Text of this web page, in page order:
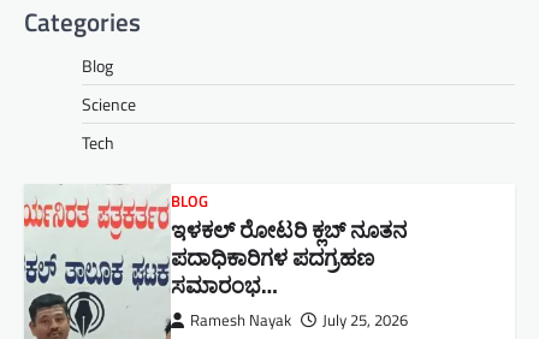
Categories
Blog
Science
Tech
BLOG
ಇಳಕಲ್ ರೋಟರಿ ಕ್ಲಬ್ ನೂತನ‌
ಪದಾಧಿಕಾರಿಗಳ ಪದಗ್ರಹಣ
ಸಮಾರಂಭ…
Ramesh Nayak July 25, 2026